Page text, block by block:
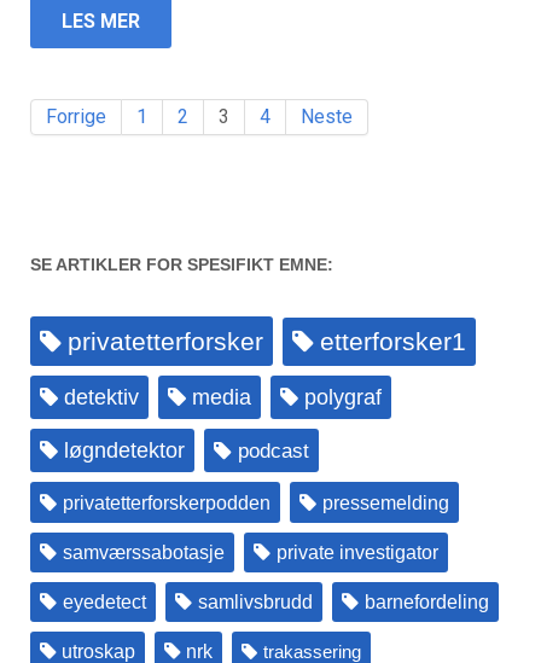
LES MER
Forrige 1 2 3 4 Neste
SE ARTIKLER FOR SPESIFIKT EMNE:
privatetterforsker etterforsker1
detektiv media polygraf
løgndetektor podcast
privatetterforskerpodden pressemelding
samværssabotasje private investigator
eyedetect samlivsbrudd barnefordeling
utroskap nrk trakassering